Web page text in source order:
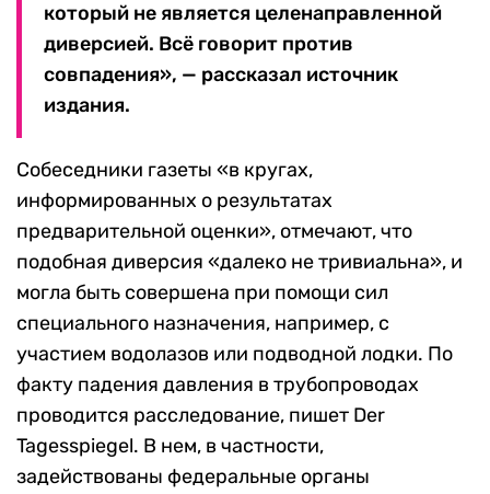
который не является целенаправленной
диверсией. Всё говорит против
совпадения», — рассказал источник
издания.
Собеседники газеты «в кругах,
информированных о результатах
предварительной оценки», отмечают, что
подобная диверсия «далеко не тривиальна», и
могла быть совершена при помощи сил
специального назначения, например, с
участием водолазов или подводной лодки. По
факту падения давления в трубопроводах
проводится расследование, пишет Der
Tagesspiegel. В нем, в частности,
задействованы федеральные органы